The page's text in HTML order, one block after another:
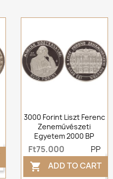
3000 Forint Liszt Ferenc
Zeneművészeti
Egyetem 2000 BP
Ft75,000 PP
 ADD TO CART